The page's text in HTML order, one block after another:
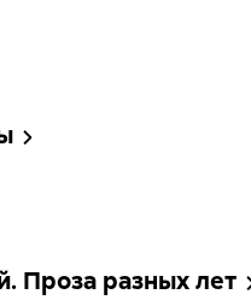
Проза разных лет